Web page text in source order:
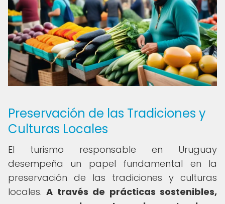
Preservación de las Tradiciones y
Culturas Locales
El turismo responsable en Uruguay
desempeña un papel fundamental en la
preservación de las tradiciones y culturas
locales.A través de prácticas sostenibles,